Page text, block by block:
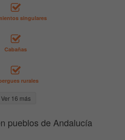
singulares
Cabañas
rurales
Ver 16 más
pueblos de Andalucía